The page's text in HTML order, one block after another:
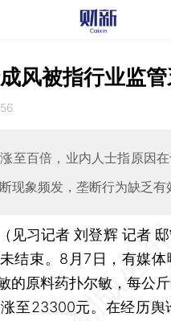
风被指行业监
至百倍，业内人士指原因在
现象频发，垄断行为缺乏有
见习记者 刘登辉 记者
结束。8月7日，有媒
的原料药扑尔敏，每公
至23300元。在经历舆